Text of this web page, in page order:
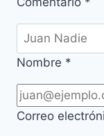
Nombre *
Correo